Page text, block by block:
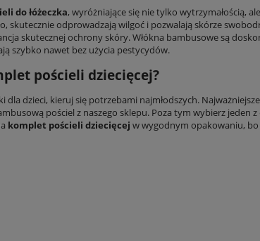
do łóżeczka, wyróżniające się nie tylko wytrzymałością,
skutecznie odprowadzają wilgoć i pozwalają skórze
skutecznej ochrony skóry. Włókna bambusowe są
szybko nawet bez użycia pestycydów.
pościeli dziecięcej?
dla dzieci, kieruj się potrzebami najmłodszych.
pościel z naszego sklepu. Poza tym wybierz jeden
komplet pościeli dziecięcej w wygodnym opakowaniu, bo